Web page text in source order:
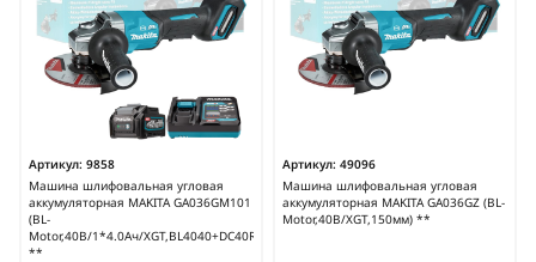
Артикул: 9858
Машина шлифовальная угловая
аккумуляторная MAKITA GA036GM101
(BL-
Motor,40В/1*4.0Ач/XGT,BL4040+DC40RA,150мм)
**
Артикул: 49096
Машина шлифовальная угловая
аккумуляторная MAKITA GA036GZ (BL-
Motor,40В/XGT,150мм) **